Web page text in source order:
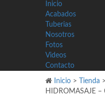
Inicio
Acabados
Tuberias
Nosotros
Fotos
Videos
Contacto
Inicio > Tienda >
HIDROMASAJE –